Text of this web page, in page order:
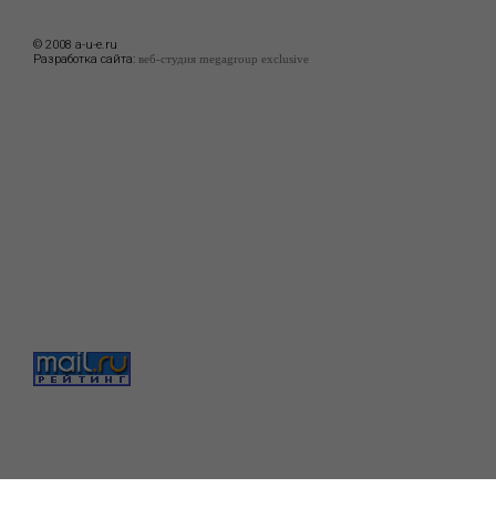
© 2008 a-u-e.ru
Разработка сайта: веб-студия megagroup exclusive